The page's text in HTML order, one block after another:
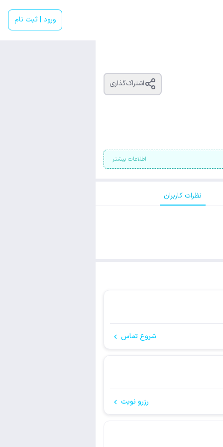
ورود | ثبت نام
اشتراک‌گذاری
اطلاعات بیشتر
نظرات کاربران
شروع تماس
رزرو نوبت